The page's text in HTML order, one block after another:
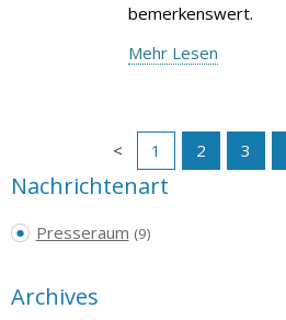
bemerkenswert.
Mehr Lesen
1 2 3
Nachrichtenart
Presseraum (9)
Archives